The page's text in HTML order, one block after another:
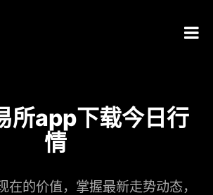
所app下载今日行
情
在的价值，掌握最新走势动态，